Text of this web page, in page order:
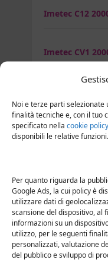
Noi e terze parti
finalità tecniche e, con il tuo
specificato nella cookie policy
disponibili le relative funzioni.
Per quanto riguarda la
Google Ads, la cui policy è
utilizzare dati di
scansione del dispositivo, al
informazioni su un
utilizzo, per le seguenti
personalizzati, valutazione
del pubblico e sviluppo di
Imetec C12
Imetec CV1
Imetec K4 2500
Imetec S14
Imetec S8-1700